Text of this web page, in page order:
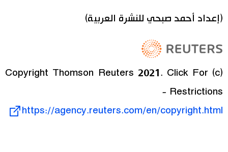
(إعداد أحمد صبحي للنشرة العربية)
(c) Copyright Thomson Reuters 2021. Click For
Restrictions -
https://agency.reuters.com/en/copyright.html